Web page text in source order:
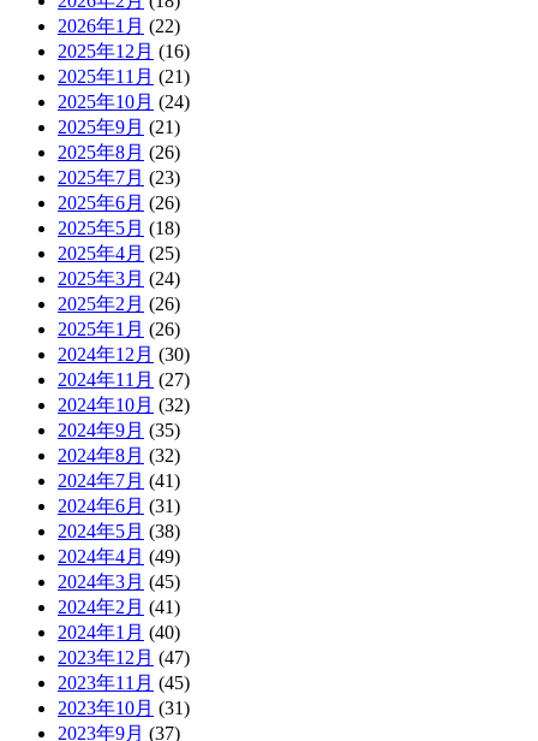
2026年1月 (22)
2025年12月 (16)
2025年11月 (21)
2025年10月 (24)
2025年9月 (21)
2025年8月 (26)
2025年7月 (23)
2025年6月 (26)
2025年5月 (18)
2025年4月 (25)
2025年3月 (24)
2025年2月 (26)
2025年1月 (26)
2024年12月 (30)
2024年11月 (27)
2024年10月 (32)
2024年9月 (35)
2024年8月 (32)
2024年7月 (41)
2024年6月 (31)
2024年5月 (38)
2024年4月 (49)
2024年3月 (45)
2024年2月 (41)
2024年1月 (40)
2023年12月 (47)
2023年11月 (45)
2023年10月 (31)
2023年9月 (37)